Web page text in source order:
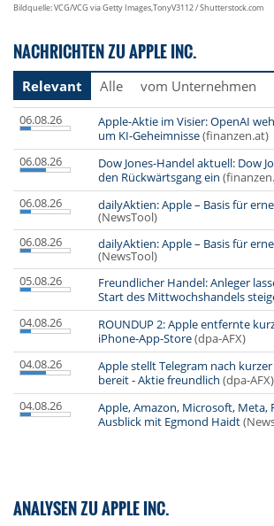
Bildquelle: VCG/VCG via Getty Images,TonyV3112 / Shutterstock.com
NACHRICHTEN ZU APPLE INC.
Relevant Alle vom Unternehmen
06.08.26
Apple-Aktie im Visier: OpenAI
um KI-Geheimnisse(finanzen.at)
06.08.26
Dow Jones-Handel aktuell: Dow
den Rückwärtsgang ein
06.08.26
dailyAktien: Apple – Basis für
(NewsTool)
06.08.26
dailyAktien: Apple – Basis für
(NewsTool)
05.08.26
Freundlicher Handel: Anleger
Start des Mittwochshandels
04.08.26
ROUNDUP 2: Apple entfernte
iPhone-App-Store(dpa-AFX)
04.08.26
Apple stellt Telegram nach
bereit - Aktie freundlich (dpa-AFX)
04.08.26
Apple, Amazon, Microsoft, Meta,
Ausblick mit Egmond Haidt
ANALYSEN ZU APPLE INC.